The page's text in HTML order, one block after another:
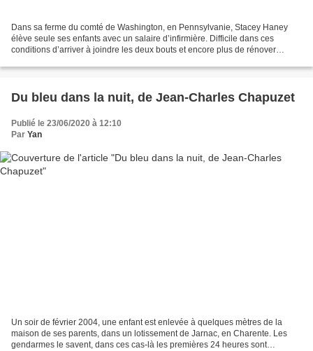
Dans sa ferme du comté de Washington, en Pennsylvanie, Stacey Haney
élève seule ses enfants avec un salaire d’infirmière. Difficile dans ces
conditions d’arriver à joindre les deux bouts et encore plus de rénover
Du bleu dans la nuit, de Jean-Charles Chapuzet
Publié le 23/06/2020 à 12:10
Par Yan
Un soir de février 2004, une enfant est enlevée à quelques mètres de la
maison de ses parents, dans un lotissement de Jarnac, en Charente. Les
gendarmes le savent, dans ces cas-là les premières 24 heures sont